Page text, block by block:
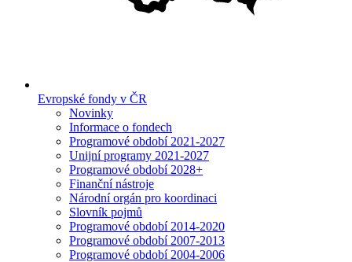
Evropské fondy v ČR
Novinky
Informace o fondech
Programové období 2021-2027
Unijní programy 2021-2027
Programové období 2028+
Finanční nástroje
Národní orgán pro koordinaci
Slovník pojmů
Programové období 2014-2020
Programové období 2007-2013
Programové období 2004-2006